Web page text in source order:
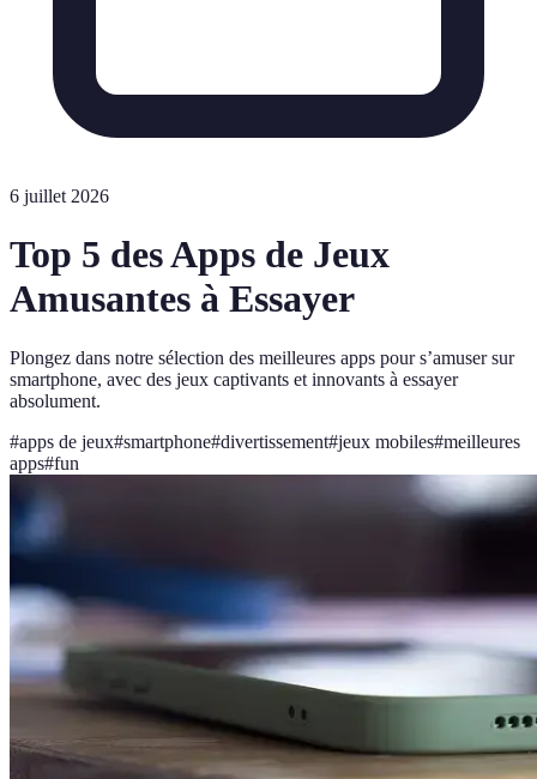
6 juillet 2026
Top 5 des Apps de Jeux
Amusantes à Essayer
Plongez dans notre sélection des meilleures apps pour s’amuser sur
smartphone, avec des jeux captivants et innovants à essayer
absolument.
#apps de jeux#smartphone#divertissement#jeux mobiles#meilleures
apps#fun